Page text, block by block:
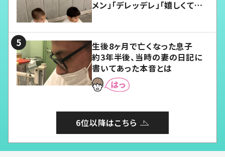
メン」「デレッデレ」「嬉しくて可
生後8ヶ月で亡くなった息子
約3年半後、当時の妻の日記に
書いてあった本音とは
6位以降はこちら